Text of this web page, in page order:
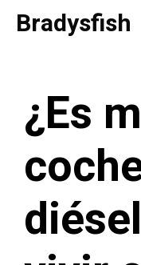
SaltarBradysfish
¿Es